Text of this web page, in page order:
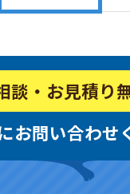
談・お見積り
お問い合わせ